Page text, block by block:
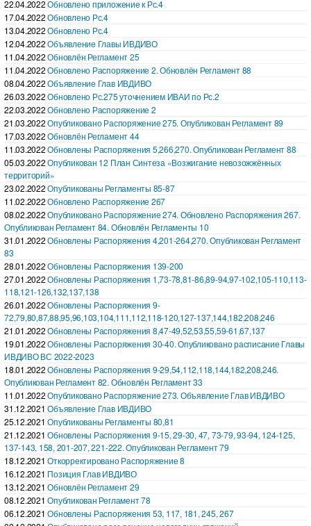
22.04.2022Обновлено приложение к Рс.4
17.04.2022Обновлено Рс.4
13.04.2022Обновлено Рс.4
12.04.2022Объявление Главы ИВДИВО
11.04.2022Обновлён Регламент 25
11.04.2022Обновлено Распоряжение 2. Обновлён Регламент 88
08.04.2022Объявление Глав ИВДИВО
26.03.2022Обновлено Рс.275 уточнением ИВАИ по Рс.2
22.03.2022Обновлено Распоряжение 2
21.03.2022Опубликовано Распоряжение 275. Опубликован Регламент 89
17.03.2022Обновлён Регламент 44
11.03.2022Обновлены Распоряжения 5,266,270. Опубликован Регламент 88
05.03.2022Опубликован 12 План Синтеза «Возжигание невозожжённых
территорий»
23.02.2022Опубликованы Регламенты 85-87
11.02.2022Обновлено Распоряжение 267
08.02.2022Опубликовано Распоряжение 274. Обновлено Распоряжения 267.
Опубликован Регламент 84. Обновлён Регламенты 10
31.01.2022Обновлены Распоряжения 4,201-264,270. Опубликован Регламент
83
28.01.2022Обновлены Распоряжения 139-200
27.01.2022Обновлены Распоряжения 1,73-78,81-86,89-94,97-102,105-110,113-
118,121-126,132,137,138
26.01.2022Обновлены Распоряжения 9-
72,79,80,87,88,95,96,103,104,111,112,118-120,127-137,144,182,208,246
21.01.2022Обновлены Распоряжения 8,47-49,52,53,55,59-61,67,137
19.01.2022Обновлены Распоряжения 30-40. Опубликовано расписание Главы
ИВДИВО ВС 2022-2023
18.01.2022Обновлены Распоряжения 9-29,54,112,118,144,182,208,246.
Опубликован Регламент 82. Обновлён Регламент 33
11.01.2022Опубликовано Распоряжение 273. Объявление Глав ИВДИВО
31.12.2021 Объявление Глав ИВДИВО
25.12.2021 Опубликованы Регламенты 80,81
21.12.2021 Обновлены Распоряжения 9-15, 29-30, 47, 73-79, 93-94, 124-125,
137-143, 158, 201-207, 221-222. Опубликован Регламент 79
18.12.2021 Откорректировано Распоряжение 8
16.12.2021 Позиция Глав ИВДИВО
13.12.2021 Обновлён Регламент 29
08.12.2021 Опубликован Регламент 78
06.12.2021 Обновлены Распоряжения 53, 117, 181, 245, 267